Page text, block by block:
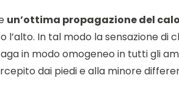
un’ottima propagazione del
l’alto. In tal modo la sensazione
in modo omogeneo in tutti gli
dai piedi e alla minore